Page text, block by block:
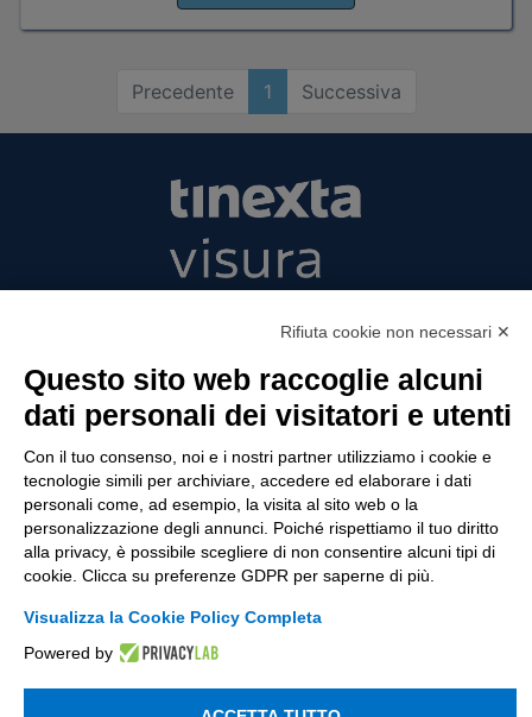
Precedente 1 Successiva
Piazzale Flaminio 1/b, 00196 Roma, Italia
Società con Socio Unico
Società soggetta alla direzione e coordinamento
di Tinexta SpA
P.IVA 05338771008 REA n. 877679
UTILITÀ
Recupero Password
Verifica attestato di presenza
POLICIES AND TERMS
Informativa cookie
Rifiuta cookie non necessari ✕
Questo sito web raccoglie alcuni
dati personali dei visitatori e utenti
Con il tuo consenso, noi e i nostri partner utilizziamo i cookie e
tecnologie simili per archiviare, accedere ed elaborare i dati
personali come, ad esempio, la visita al sito web o la
personalizzazione degli annunci. Poiché rispettiamo il tuo diritto
alla privacy, è possibile scegliere di non consentire alcuni tipi di
cookie. Clicca su preferenze GDPR per saperne di più.
Visualizza la Cookie Policy Completa
Powered by